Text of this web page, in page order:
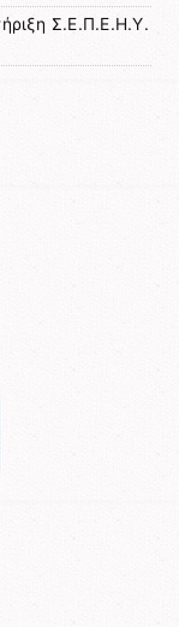
Σ.Ε.Π.Ε.Η.Υ.